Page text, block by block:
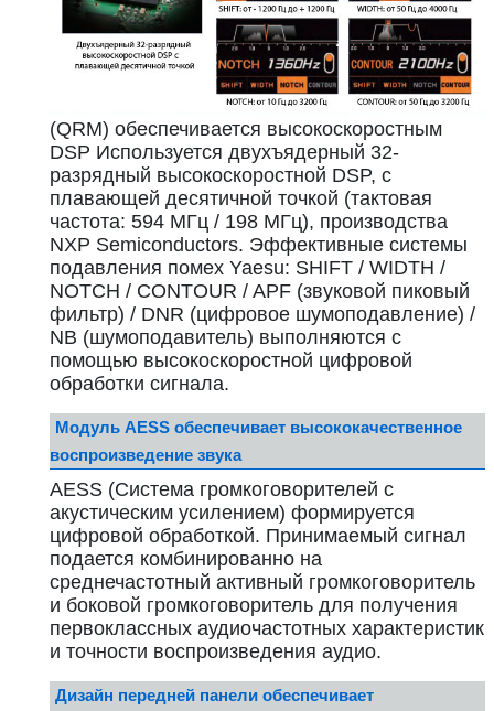
(QRM) обеспечивается высокоскоростным
DSP Используется двухъядерный 32-
разрядный высокоскоростной DSP, с
плавающей десятичной точкой (тактовая
частота: 594 МГц / 198 МГц), производства
NXP Semiconductors. Эффективные системы
подавления помех Yaesu: SHIFT / WIDTH /
NOTCH / CONTOUR / APF (звуковой пиковый
фильтр) / DNR (цифровое шумоподавление) /
NB (шумоподавитель) выполняются с
помощью высокоскоростной цифровой
обработки сигнала.
Модуль AESS обеспечивает высококачественное
воспроизведение звука
AESS (Система громкоговорителей с
акустическим усилением) формируется
цифровой обработкой. Принимаемый сигнал
подается комбинированно на
среднечастотный активный громкоговоритель
и боковой громкоговоритель для получения
первоклассных аудиочастотных характеристик
и точности воспроизведения аудио.
Дизайн передней панели обеспечивает